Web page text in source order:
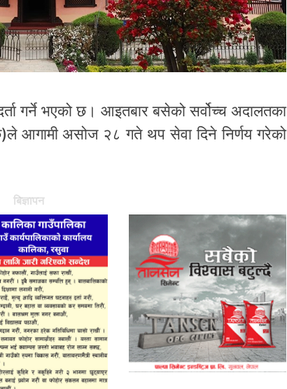
गर्ने भएको छ। आइतबार बसेको सर्वोच्च अदालतका
आगामी असोज २८ गते थप सेवा दिने निर्णय गरेको
बिज्ञापन